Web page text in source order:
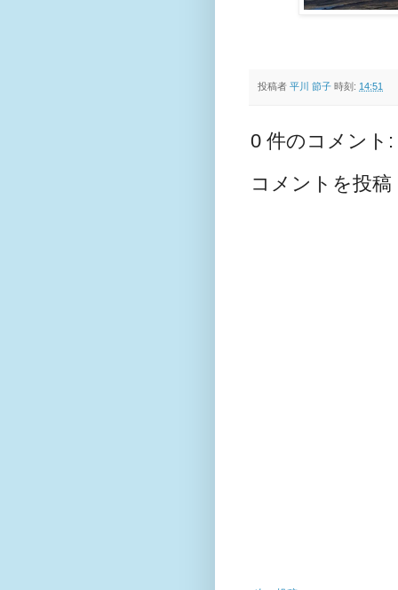
投稿者 平川 節子 時刻: 14:51
0 件のコメント:
コメントを投稿